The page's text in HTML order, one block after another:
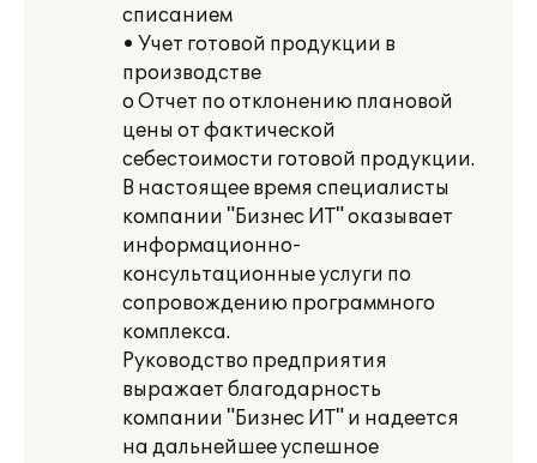
списанием
• Учет готовой продукции в
производстве
o Отчет по отклонению плановой
цены от фактической
себестоимости готовой продукции.
В настоящее время специалисты
компании "Бизнес ИТ" оказывает
информационно-
консультационные услуги по
сопровождению программного
комплекса.
Руководство предприятия
выражает благодарность
компании "Бизнес ИТ" и надеется
на дальнейшее успешное